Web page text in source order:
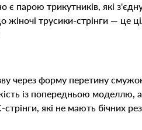
є парою трикутників, які
трусики-стрінги — це
через форму перетину
із попередньою моделлю,
які не мають бічних